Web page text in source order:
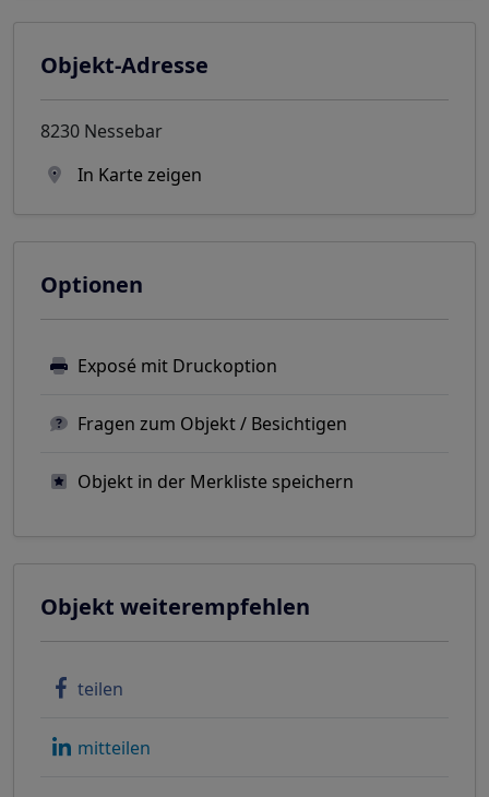
Objekt-Adresse
8230 Nessebar
In Karte zeigen
Optionen
Exposé mit Druckoption
Fragen zum Objekt / Besichtigen
Objekt in der Merkliste speichern
Objekt weiterempfehlen
teilen
mitteilen